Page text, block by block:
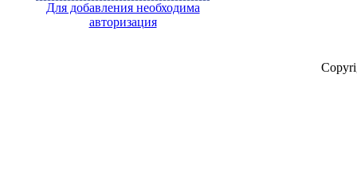
Для добавления необходима
авторизация